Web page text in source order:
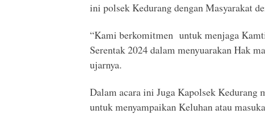
ini polsek Kedurang dengan Masyarakat
“Kami berkomitmen untuk menjaga
Serentak 2024 dalam menyuarakan Hak
ujarnya.
Dalam acara ini Juga Kapolsek Kedurang
untuk menyampaikan Keluhan atau